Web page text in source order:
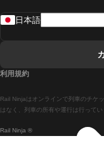
マドリ
マドリ
Rail Ninja ®
Rail Ninjaはオンラインで列車のチケ
はなく、列車の所有や運行は行ってい
日本語
利用規約